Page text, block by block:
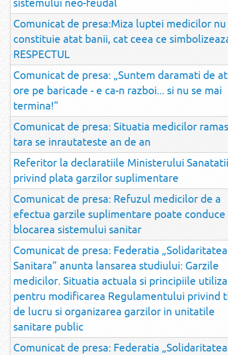
sistemului neo-feudal
Comunicat de presa:Miza luptei medicilor nu
constituie atat banii, cat ceea ce
RESPECTUL
Comunicat de presa: „Suntem daramati de
ore pe baricade - e ca-n razboi... si nu se mai
termina!”
Comunicat de presa: Situatia medicilor
tara se inrautateste an de an
Referitor la declaratiile Ministerului Sanatatii
privind plata garzilor suplimentare
Comunicat de presa: Refuzul medicilor de a
efectua garzile suplimentare poate conduce
blocarea sistemului sanitar
Comunicat de presa: Federatia „Solidaritatea
Sanitara” anunta lansarea studiului: Garzile
medicilor. Situatia actuala si principiile
pentru modificarea Regulamentului privind
de lucru si organizarea garzilor in unitatile
sanitare public
Comunicat de presa: Federatia „Solidaritatea